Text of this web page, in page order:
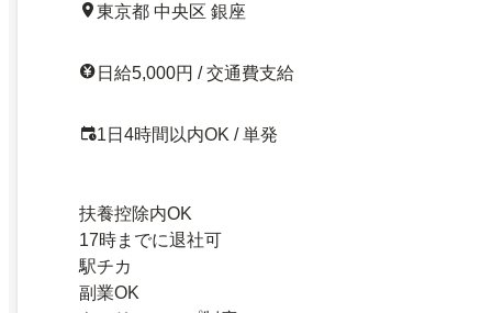
東京都 中央区 銀座
日給5,000円 / 交通費支給
1日4時間以内OK / 単発
扶養控除内OK
17時までに退社可
駅チカ
副業OK